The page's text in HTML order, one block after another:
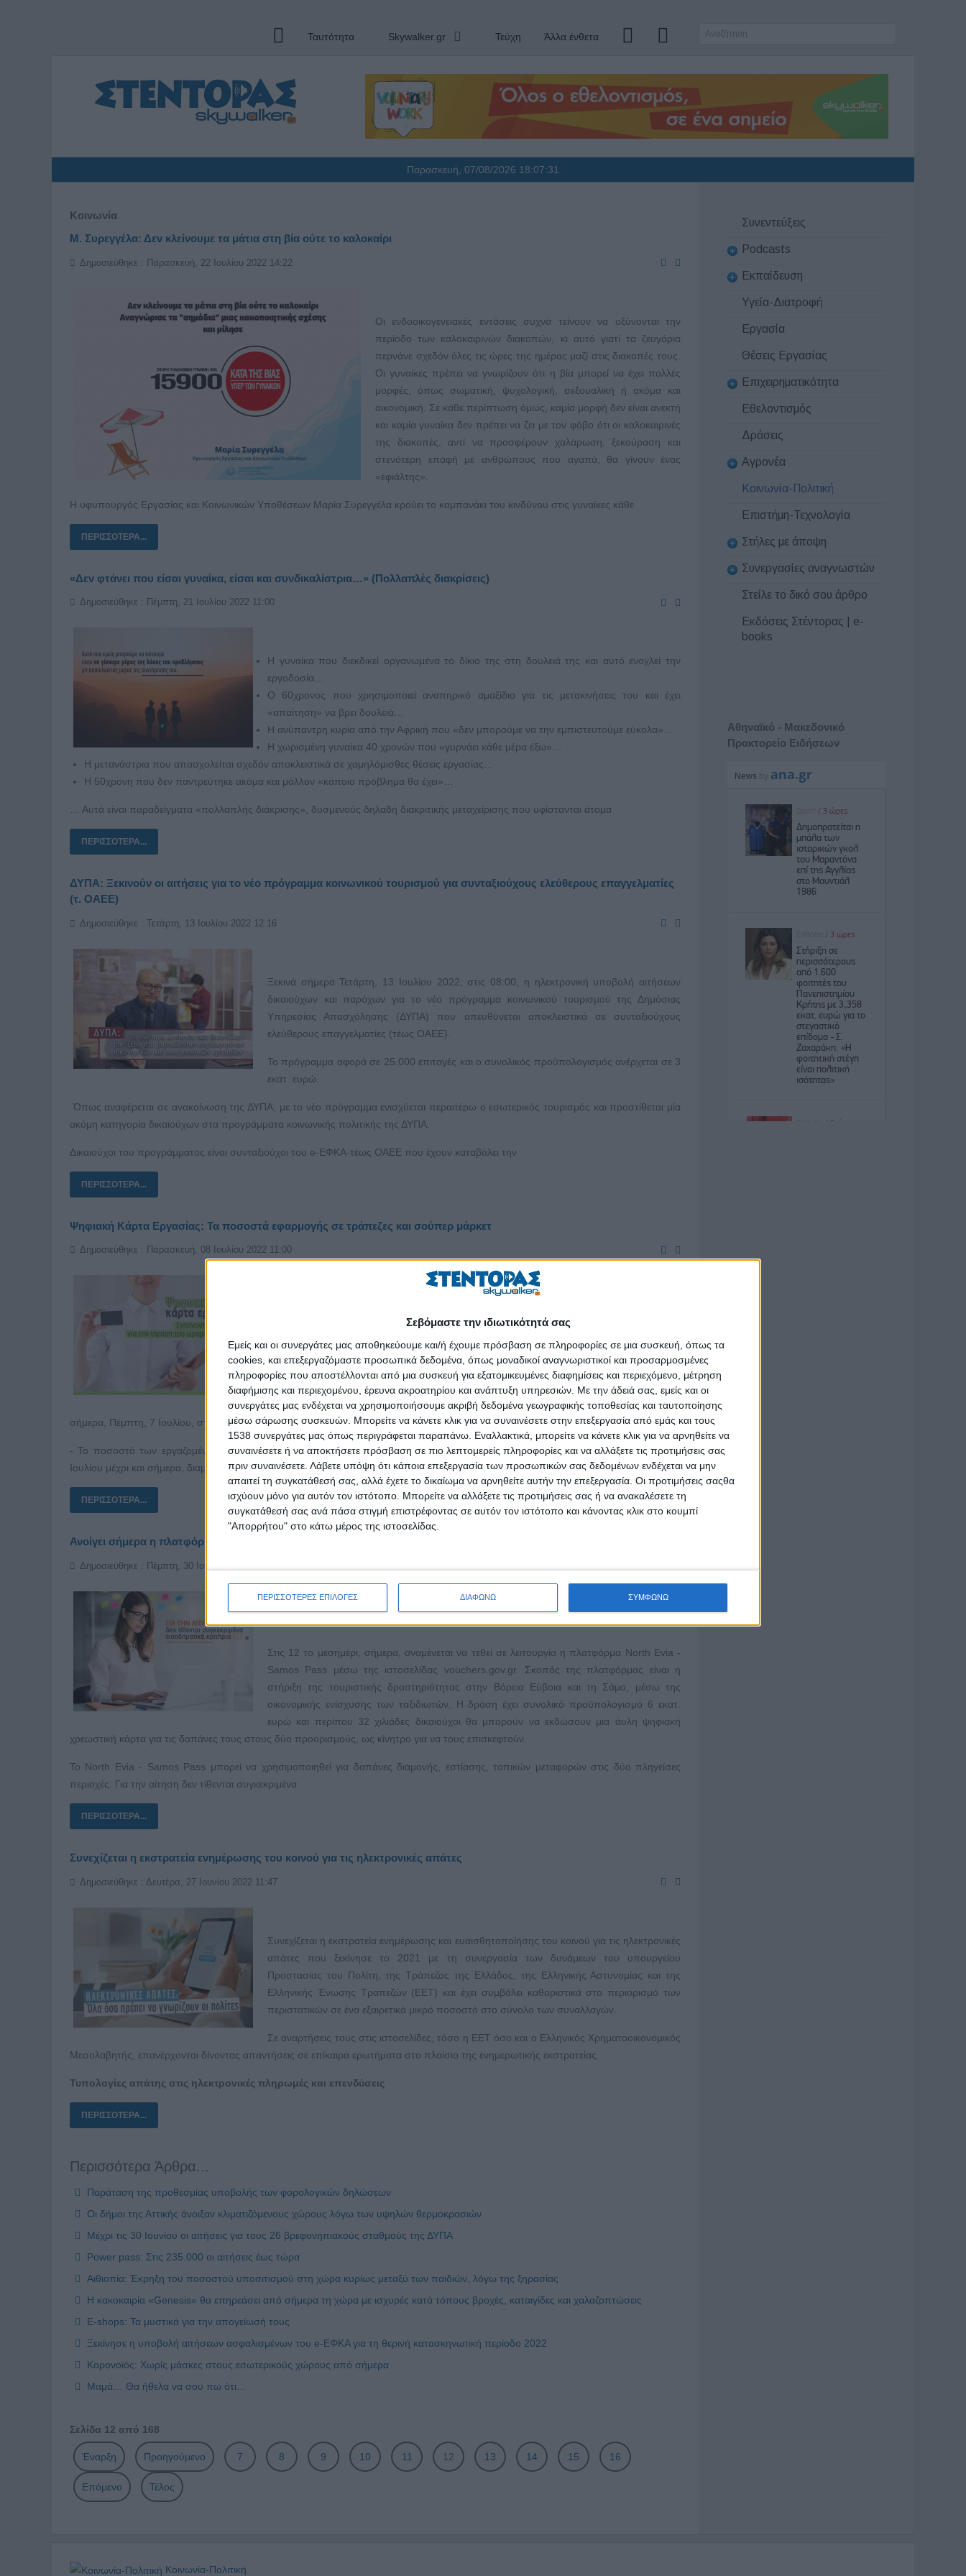
Σεβόμαστε την ιδιωτικότητά σας
Εμείς και οι συνεργάτες μας αποθηκεύουμε και/ή έχουμε πρόσβαση σε πληροφορίες σε μια συσκευή, όπως τα
cookies, και επεξεργαζόμαστε προσωπικά δεδομένα, όπως μοναδικοί αναγνωριστικοί και προσαρμοσμένες
πληροφορίες που αποστέλλονται από μια συσκευή για εξατομικευμένες διαφημίσεις και περιεχόμενο, μέτρηση
διαφήμισης και περιεχομένου, έρευνα ακροατηρίου και ανάπτυξη υπηρεσιών. Με την άδειά σας, εμείς και οι
συνεργάτες μας ενδέχεται να χρησιμοποιήσουμε ακριβή δεδομένα γεωγραφικής τοποθεσίας και ταυτοποίησης
μέσω σάρωσης συσκευών. Μπορείτε να κάνετε κλικ για να συναινέσετε στην επεξεργασία από εμάς και τους
1538 συνεργάτες μας όπως περιγράφεται παραπάνω. Εναλλακτικά, μπορείτε να κάνετε κλικ για να αρνηθείτε να
συναινέσετε ή να αποκτήσετε πρόσβαση σε πιο λεπτομερείς πληροφορίες και να αλλάξετε τις προτιμήσεις σας
πριν συναινέσετε. Λάβετε υπόψη ότι κάποια επεξεργασία των προσωπικών σας δεδομένων ενδέχεται να μην
απαιτεί τη συγκατάθεσή σας, αλλά έχετε το δικαίωμα να αρνηθείτε αυτήν την επεξεργασία. Οι προτιμήσεις σαςθα
ισχύουν μόνο για αυτόν τον ιστότοπο. Μπορείτε να αλλάξετε τις προτιμήσεις σας ή να ανακαλέσετε τη
συγκατάθεσή σας ανά πάσα στιγμή επιστρέφοντας σε αυτόν τον ιστότοπο και κάνοντας κλικ στο κουμπί
"Απορρήτου" στο κάτω μέρος της ιστοσελίδας.
ΠΕΡΙΣΣΟΤΕΡΕΣ ΕΠΙΛΟΓΕΣ ΔΙΑΦΩΝΩ ΣΥΜΦΩΝΩ
Ταυτότητα Skywalker.gr Τεύχη Άλλα ένθετα
Παρασκευή, 07/08/2026 18:07:31
Κοινωνία
Μ. Συρεγγέλα: Δεν κλείνουμε τα μάτια στη βία ούτε το καλοκαίρι
Δημοσιεύθηκε : Παρασκευή, 22 Ιουλίου 2022 14:22
Οι ενδοοικογενειακές εντάσεις συχνά τείνουν να οξύνονται την
περίοδο των καλοκαιρινών διακοπών, κι αυτό γιατί τα ζευγάρια
περνάνε σχεδόν όλες τις ώρες της ημέρας μαζί στις διακοπές τους.
Οι γυναίκες πρέπει να γνωρίζουν ότι η βία μπορεί να έχει πολλές
μορφές, όπως σωματική, ψυχολογική, σεξουαλική ή ακόμα και
οικονομική. Σε κάθε περίπτωση όμως, καμία μορφή δεν είναι ανεκτή
και καμία γυναίκα δεν πρέπει να ζει με τον φόβο ότι οι καλοκαιρινές
της διακοπές, αντί να προσφέρουν χαλάρωση, ξεκούραση και
στενότερη επαφή με ανθρώπους που αγαπά, θα γίνουν ένας
«εφιάλτης».
Η υφυπουργός Εργασίας και Κοινωνικών Υποθέσεων Μαρία Συρεγγέλα κρούει το καμπανάκι του κινδύνου στις γυναίκες κάθε
ΠΕΡΙΣΣΌΤΕΡΑ...
«Δεν φτάνει που είσαι γυναίκα, είσαι και συνδικαλίστρια…» (Πολλαπλές διακρίσεις)
Δημοσιεύθηκε : Πέμπτη, 21 Ιουλίου 2022 11:00
Η γυναίκα που διεκδικεί οργανωμένα το δίκιο της στη δουλειά της και αυτό ενοχλεί την
εργοδοσία…
Ο 60χρονος που χρησιμοποιεί αναπηρικό αμαξίδιο για τις μετακινήσεις του και έχει
«απαίτηση» να βρει δουλειά…
Η ανύπαντρη κυρία από την Αφρική που «δεν μπορούμε να την εμπιστευτούμε εύκολα»…
Η χωρισμένη γυναίκα 40 χρονών που «γυρνάει κάθε μέρα έξω»…
Η μετανάστρια που απασχολείται σχεδόν αποκλειστικά σε χαμηλόμισθες θέσεις εργασίας…
Η 50χρονη που δεν παντρεύτηκε ακόμα και μάλλον «κάποιο πρόβλημα θα έχει»…
… Αυτά είναι παραδείγματα «πολλαπλής διάκρισης», δυσμενούς δηλαδή διακριτικής μεταχείρισης που υφίστανται άτομα
ΠΕΡΙΣΣΌΤΕΡΑ...
ΔΥΠΑ: Ξεκινούν οι αιτήσεις για το νέο πρόγραμμα κοινωνικού τουρισμού για συνταξιούχους ελεύθερους επαγγελματίες
(τ. ΟΑΕΕ)
Δημοσιεύθηκε : Τετάρτη, 13 Ιουλίου 2022 12:16
Ξεκινά σήμερα Τετάρτη, 13 Ιουλίου 2022, στις 08:00, η ηλεκτρονική υποβολή αιτήσεων
δικαιούχων και παρόχων για το νέο πρόγραμμα κοινωνικού τουρισμού της Δημόσιας
Υπηρεσίας Απασχόλησης (ΔΥΠΑ) που απευθύνεται αποκλειστικά σε συνταξιούχους
ελεύθερους επαγγελματίες (τέως ΟΑΕΕ).
Το πρόγραμμα αφορά σε 25.000 επιταγές και ο συνολικός προϋπολογισμός ανέρχεται σε 3
εκατ. ευρώ.
Όπως αναφέρεται σε ανακοίνωση της ΔΥΠΑ, με το νέο πρόγραμμα ενισχύεται περαιτέρω ο εσωτερικός τουρισμός και προστίθεται μία
ακόμη κατηγορία δικαιούχων στα προγράμματα κοινωνικής πολιτικής της ΔΥΠΑ.
Δικαιούχοι του προγράμματος είναι συνταξιούχοι του e-ΕΦΚΑ-τέως ΟΑΕΕ που έχουν καταβάλει την
ΠΕΡΙΣΣΌΤΕΡΑ...
Ψηφιακή Κάρτα Εργασίας: Τα ποσοστά εφαρμογής σε τράπεζες και σούπερ μάρκετ
Δημοσιεύθηκε : Παρασκευή, 08 Ιουλίου 2022 11:00
Κάρτας Εργασίας στις τράπεζες και τα σούπερ μάρκετ με περισσότερους από 250
εργαζόμενους, το υπουργείο Εργασίας και Κοινωνικών Υποθέσεων ανακοινώνει τα
αποτελέσματα της χρήσης της από τις επιχειρήσεις και τους εργαζόμενους στους εν λόγω
κλάδους.
Σύμφωνα με τα στοιχεία που αντλήθηκαν από το Πληροφοριακό Σύστημα «ΕΡΓΑΝΗ»,
σήμερα, Πέμπτη, 7 Ιουλίου, στις 12 το μεσημέρι:
- Το ποσοστό των εργαζομένων στους δύο κλάδους που χρησιμοποίησαν την Ψηφιακή Κάρτα Εργασίας, από την Παρασκευή 1η
Ιουλίου μέχρι και σήμερα, διαμορφώνεται στο 79,9%. Επί συνόλου 120.344 εργαζομένων (117.017, αν αφαιρεθούν 3.327
ΠΕΡΙΣΣΌΤΕΡΑ...
Ανοίγει σήμερα η πλατφόρμα για τις διακοπές με ενίσχυση στη Βόρεια Εύβοια και τη Σάμο
Δημοσιεύθηκε : Πέμπτη, 30 Ιουνίου 2022 12:04
Στις 12 το μεσημέρι, σήμερα, αναμένεται να τεθεί σε λειτουργία η πλατφόρμα North Evia -
Samos Pass μέσω της ιστοσελίδας vouchers.gov.gr. Σκοπός της πλατφόρμας είναι η
στήριξη της τουριστικής δραστηριότητας στην Βόρεια Εύβοια και τη Σάμο, μέσω της
οικονομικής ενίσχυσης των ταξιδιωτών. Η δράση έχει συνολικό προϋπολογισμό 6 εκατ.
ευρώ και περίπου 32 χιλιάδες δικαιούχοι θα μπορούν να εκδώσουν μια άυλη ψηφιακή
χρεωστική κάρτα για τις δαπάνες τους στους δύο προορισμούς, ως κίνητρο για να τους επισκεφτούν.
Το North Evia - Samos Pass μπορεί να χρησιμοποιηθεί για δαπάνες διαμονής, εστίασης, τοπικών μεταφορών στις δύο πληγείσες
περιοχές. Για την αίτηση δεν τίθενται συγκεκριμένα
ΠΕΡΙΣΣΌΤΕΡΑ...
Συνεχίζεται η εκστρατεία ενημέρωσης του κοινού για τις ηλεκτρονικές απάτες
Δημοσιεύθηκε : Δευτέρα, 27 Ιουνίου 2022 11:47
Συνεχίζεται η εκστρατεία ενημέρωσης και ευαισθητοποίησης του κοινού για τις ηλεκτρονικές
απάτες που ξεκίνησε το 2021 με τη συνεργασία των δυνάμεων του υπουργείου
Προστασίας του Πολίτη, της Τράπεζας της Ελλάδος, της Ελληνικής Αστυνομίας και της
Ελληνικής Ένωσης Τραπεζών (ΕΕΤ) και έχει συμβάλει καθοριστικά στο περιορισμό των
περιστατικών σε ένα εξαιρετικά μικρό ποσοστό στο σύνολο των συναλλαγών.
Σε αναρτήσεις τους στις ιστοσελίδες, τόσο η ΕΕΤ όσο και ο Ελληνικός Χρηματοοικονομικός
Μεσολαβητής, επανέρχονται δίνοντας απαντήσεις σε επίκαιρα ερωτήματα στο πλαίσιο της ενημερωτικής εκστρατείας.
Τυπολογίες απάτης στις ηλεκτρονικές πληρωμές και επενδύσεις
ΠΕΡΙΣΣΌΤΕΡΑ...
Περισσότερα Άρθρα...
Παράταση της προθεσμίας υποβολής των φορολογικών δηλώσεων
Οι δήμοι της Αττικής άνοιξαν κλιματιζόμενους χώρους λόγω των υψηλών θερμοκρασιών
Μέχρι τις 30 Ιουνίου οι αιτήσεις για τους 26 βρεφονηπιακούς σταθμούς της ΔΥΠΑ
Power pass: Στις 235.000 οι αιτήσεις έως τώρα
Αιθιοπία: Έκρηξη του ποσοστού υποσιτισμού στη χώρα κυρίως μεταξύ των παιδιών, λόγω της ξηρασίας
Η κακοκαιρία «Genesis» θα επηρεάσει από σήμερα τη χώρα με ισχυρές κατά τόπους βροχές, καταιγίδες και χαλαζοπτώσεις
Ε-shops: Τα μυστικά για την απογείωσή τους
Ξεκίνησε η υποβολή αιτήσεων ασφαλισμένων του e-ΕΦΚΑ για τη θερινή κατασκηνωτική περίοδο 2022
Κορονοϊός: Χωρίς μάσκες στους εσωτερικούς χώρους από σήμερα
Μαμά… Θα ήθελα να σου πω ότι…
Σελίδα 12 από 168
Έναρξη Προηγούμενο 7 8 9 10 11 12 13 14 15 16
Επόμενο Τέλος
Συνεντεύξεις
Podcasts
Εκπαίδευση
Υγεία-Διατροφή
Εργασία
Θέσεις Εργασίας
Επιχειρηματικότητα
Εθελοντισμός
Δράσεις
Αγρονέα
Κοινωνία-Πολιτική
Επιστήμη-Τεχνολογία
Στήλες με άποψη
Συνεργασίες αναγνωστών
Στείλε το δικό σου άρθρο
Εκδόσεις Στέντορας | e-
books
Αθηναϊκό - Μακεδονικό
Πρακτορείο Ειδήσεων
Κοινωνία-Πολιτική